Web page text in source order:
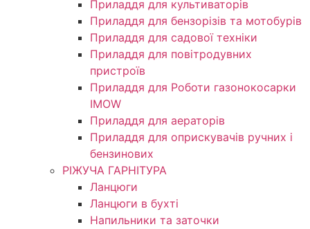
Приладдя для культиваторів
Приладдя для бензорізів та мотобурів
Приладдя для садової техніки
Приладдя для повітродувних
пристроїв
Приладдя для Роботи газонокосарки
IMOW
Приладдя для аераторів
Приладдя для оприскувачів ручних і
бензинових
РІЖУЧА ГАРНІТУРА
Ланцюги
Ланцюги в бухті
Напильники та заточки